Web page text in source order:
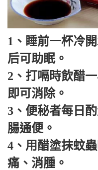
1、睡前一杯冷
后可助眠。
2、打嗝時飲醋
即可消除。
3、便秘者每日
腸通便。
4、用醋塗抹蚊
痛、消腫。